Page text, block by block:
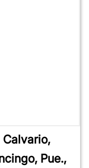
Calvario,
Pue.,